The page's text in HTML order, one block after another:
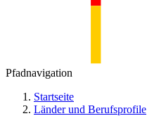
Pfadnavigation
Startseite
Länder und Berufsprofile